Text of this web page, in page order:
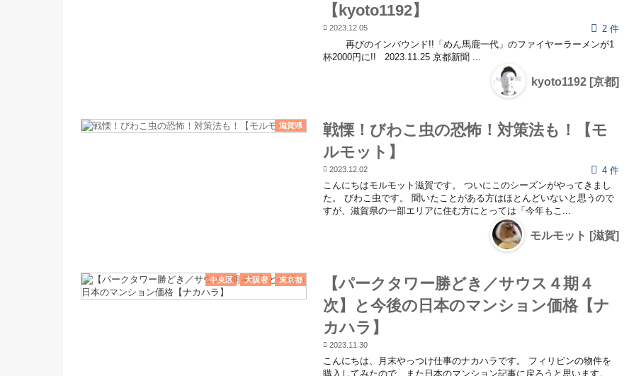
【kyoto1192】
2023.12.05
2 件
再びのインバウンド!!「めん馬鹿一代」のファイヤーラーメンが1
杯2000円に!! 2023.11.25 京都新聞 ...
kyoto1192 [京都]
滋賀県
戦慄！びわこ虫の恐怖！対策法も！【モ
ルモット】
2023.12.02
4 件
こんにちはモルモット滋賀です。 ついにこのシーズンがやってきまし
た。 びわこ虫です。 聞いたことがある方はほとんどいないと思うので
すが、滋賀県の一部エリアに住む方にとっては「今年もこ...
モルモット [滋賀]
中央区 大阪府 東京都
【パークタワー勝どき／サウス４期４
次】と今後の日本のマンション価格【ナ
カハラ】
2023.11.30
こんにちは、月末やっつけ仕事のナカハラです。 フィリピンの物件を
購入してみたので、また日本のマンション記事に戻ろうと思います。